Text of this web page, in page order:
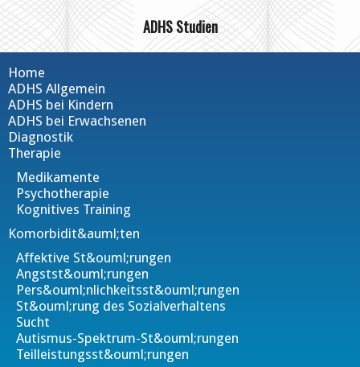
ADHS Studien
Home
ADHS Allgemein
ADHS bei Kindern
ADHS bei Erwachsenen
Diagnostik
Therapie
Medikamente
Psychotherapie
Kognitives Training
Komorbidit&auml;ten
Affektive St&ouml;rungen
Angstst&ouml;rungen
Pers&ouml;nlichkeitsst&ouml;rungen
St&ouml;rung des Sozialverhaltens
Sucht
Autismus-Spektrum-St&ouml;rungen
Teilleistungsst&ouml;rungen